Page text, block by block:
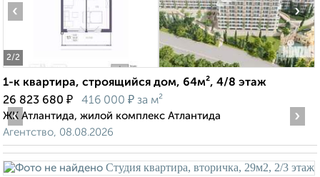
2/2
‹ ›
1-к квартира, строящийся дом, 64м², 4/8 этаж
26 823 680 ₽ 416 000 ₽ за м²
ЖК Атлантида, жилой комплекс Атлантида
Агентство, 08.08.2026
‹ ›